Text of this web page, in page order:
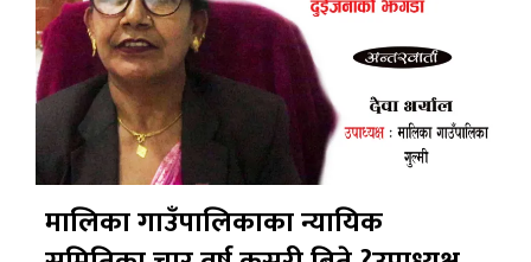
मालिका गाउँपालिकाका न्यायिक